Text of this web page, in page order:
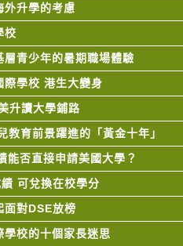
外升學的考慮
校
層青少年的暑期職場體驗
際學校 港生大變身
升讀大學鋪路
教育前景躍進的「黃金十年」
否直接申請美國大學？
可兌換在校學分
面對DSE放榜
校的十個家長迷思